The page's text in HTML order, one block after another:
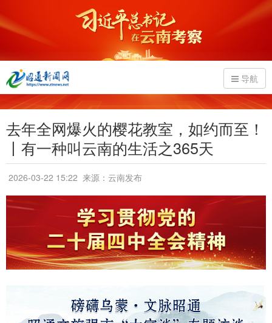
导航
去年全网爆火的樱花教室，如约而至！
丨有一种叫云南的生活之365天
2026-03-22 15:22 来源：云南发布